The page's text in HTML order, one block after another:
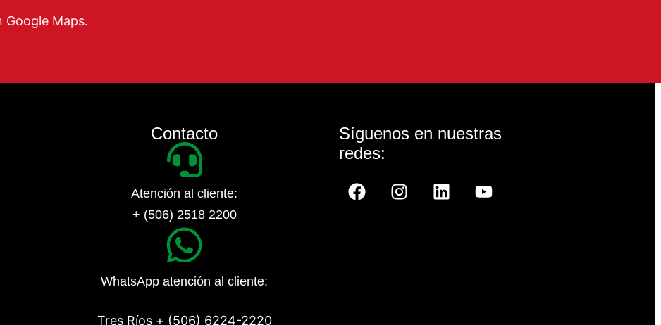
Google Maps.
Contacto
Atención al cliente:
+ (506) 2518 2200
WhatsApp atención al cliente:
Tres Ríos + (506) 6224-2220
Síguenos en nuestras
redes: